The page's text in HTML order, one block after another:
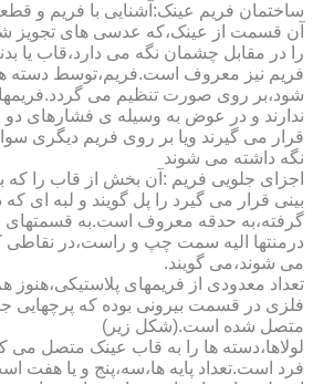
ساختمان فریم عینک:آشنایی با فریم و
آن قسمت از عینک،که عدسی های تجویز
را در مقابل چشمان نگه می دارد،قاب یا
فریم نیز معروف است.فریم،توسط دسته
شود،بر روی صورت تنظیم می
ندارند و در عوض به وسیله ی فشارهای
قرار می گیرند ویا بر روی فریم دیگری
نگه داشته می شوند
اجزای جلویی فریم :آن بخش از قاب را
بینی قرار می گیرد را پل گویند و لبه ای که
گرفته،به حدقه معروف است.به قسمتهای
درمنتها الیه سمت چپ و راست،در نقاطی
می شوند،می گویند.
تعداد معدودی از فریمهای
فلزی در قسمت بیرونی بوده که پرچهایی
متصل شده است.(شکل زیر)
لولاها،دسته ها را به قاب عینک متصل می
فرد است.تعداد پایه ها،سه،پنج و یا هفت